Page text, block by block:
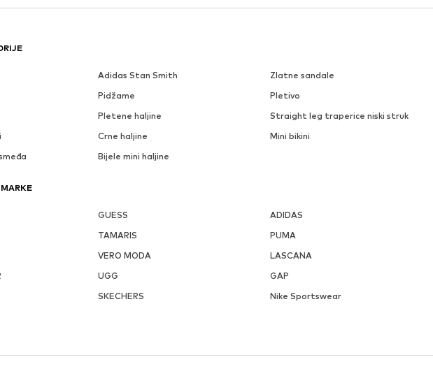
Adidas Stan Smith Zlatne sandale
Pidžame Pletivo
Pletene haljine Straight leg traperice niski struk
Crne haljine Mini bikini
Bijele mini haljine
GUESS ADIDAS
TAMARIS PUMA
VERO MODA LASCANA
UGG GAP
SKECHERS Nike Sportswear